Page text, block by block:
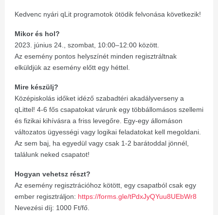
Kedvenc nyári qLit programotok ötödik felvonása következik!
Mikor és hol?
2023. június 24., szombat, 10:00–12:00 között.
Az esemény pontos helyszínét minden regisztráltnak
elküldjük az esemény előtt egy héttel.
Mire készülj?
Középiskolás időket idéző szabadtéri akadályverseny a
qLittel! 4-6 fős csapatokat várunk egy többállomásos szellemi
és fizikai kihívásra a friss levegőre. Egy-egy állomáson
változatos ügyességi vagy logikai feladatokat kell megoldani.
Az sem baj, ha egyedül vagy csak 1-2 barátoddal jönnél,
találunk neked csapatot!
Hogyan vehetsz részt?
Az esemény regisztrációhoz kötött, egy csapatból csak egy
ember regisztráljon: https://forms.gle/tPdxJyQYuu8UEbWr8
Nevezési díj: 1000 Ft/fő.